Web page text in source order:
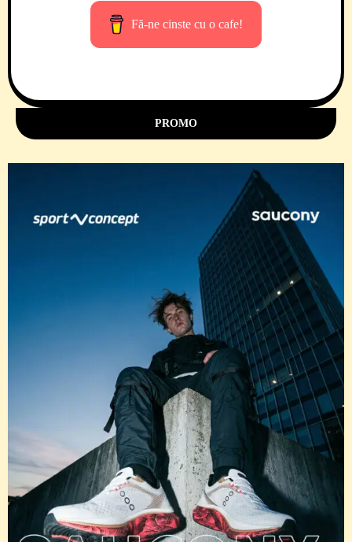
Fă-ne cinste cu o cafe!
PROMO